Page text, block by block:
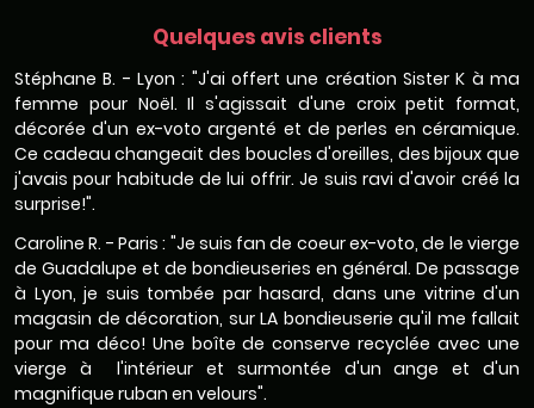
Quelques avis clients
Stéphane B. - Lyon : "J'ai offert une création Sister K à ma
femme pour Noël. Il s'agissait d'une croix petit format,
décorée d'un ex-voto argenté et de perles en céramique.
Ce cadeau changeait des boucles d'oreilles, des bijoux que
j'avais pour habitude de lui offrir. Je suis ravi d'avoir créé la
surprise!".
Caroline R. - Paris : "Je suis fan de coeur ex-voto, de le vierge
de Guadalupe et de bondieuseries en général. De passage
à Lyon, je suis tombée par hasard, dans une vitrine d'un
magasin de décoration, sur LA bondieuserie qu'il me fallait
pour ma déco! Une boîte de conserve recyclée avec une
vierge à l'intérieur et surmontée d'un ange et d'un
magnifique ruban en velours".